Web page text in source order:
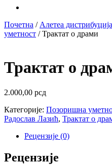
Почетна / Алетеа дистрибуција
уметност / Трактат о драми
Трактат о
2.000,00 рсд
Категорије: Позоришна
Радослав Лазић, Трактат о
Рецензије (0)
Рецензије